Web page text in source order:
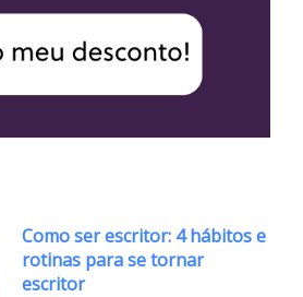
Como ser escritor: 4 hábitos e
rotinas para se tornar
escritor